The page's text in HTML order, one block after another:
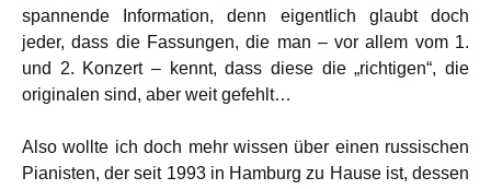
spannende Information, denn eigentlich glaubt doch
jeder, dass die Fassungen, die man – vor allem vom 1.
und 2. Konzert – kennt, dass diese die „richtigen“, die
originalen sind, aber weit gefehlt…
Also wollte ich doch mehr wissen über einen russischen
Pianisten, der seit 1993 in Hamburg zu Hause ist, dessen